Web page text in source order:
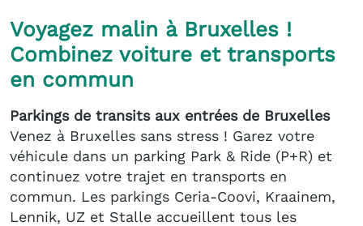
Voyagez malin à Bruxelles !
Combinez voiture et transports
en commun
Parkings de transits aux entrées de Bruxelles
Venez à Bruxelles sans stress ! Garez votre
véhicule dans un parking Park & Ride (P+R) et
continuez votre trajet en transports en
commun. Les parkings Ceria-Coovi, Kraainem,
Lennik, UZ et Stalle accueillent tous les